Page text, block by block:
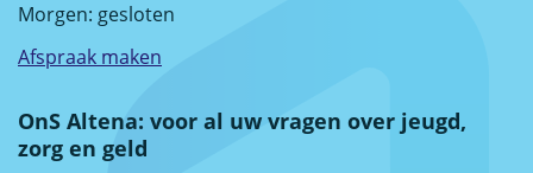
Morgen: gesloten
Afspraak maken
OnS Altena: voor al uw vragen over jeugd,
zorg en geld